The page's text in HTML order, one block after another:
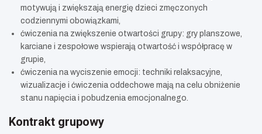
motywują i zwiększają energię dzieci zmęczonych
codziennymi obowiązkami,
ćwiczenia na zwiększenie otwartości grupy: gry planszowe,
karciane i zespołowe wspierają otwartość i współpracę w
grupie,
ćwiczenia na wyciszenie emocji: techniki relaksacyjne,
wizualizacje i ćwiczenia oddechowe mają na celu obniżenie
stanu napięcia i pobudzenia emocjonalnego.
Kontrakt grupowy